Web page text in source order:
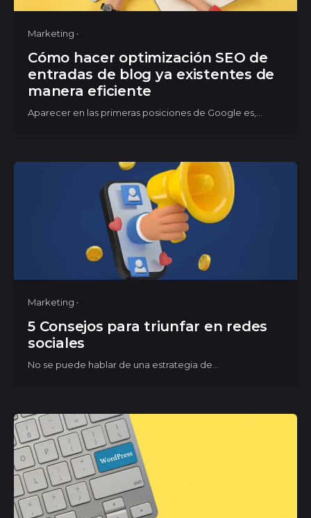
Marketing
Cómo hacer optimización SEO de
entradas de blog ya existentes de
manera eficiente
Aparecer en las primeras posiciones de Google es,...
Marketing
5 Consejos para triunfar en redes
sociales
No se puede hablar de una estrategia de...